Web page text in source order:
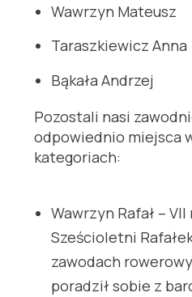
Wawrzyn Mateusz
Taraszkiewicz Anna
Bąkała Andrzej
Pozostali nasi
odpowiednio miejsca
kategoriach:
Wawrzyn Rafał –
Sześcioletni
zawodach
poradził sobie z